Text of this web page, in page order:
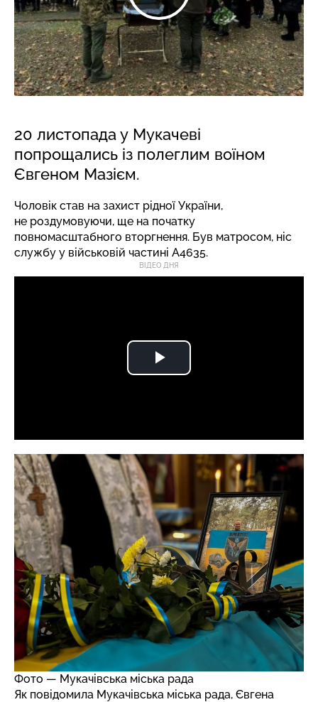
20 листопада у Мукачеві
попрощались із полеглим воїном
Євгеном Мазієм.
Чоловік став на захист рідної України,
не роздумовуючи, ще на початку
повномасштабного вторгнення. Був матросом, ніс
службу у військовій частині А4635.
ВІДЕО ДНЯ
Фото — Мукачівська міська рада
Як повідомила Мукачівська міська рада, Євгена